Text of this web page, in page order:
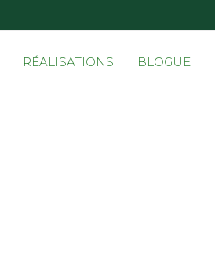
RÉALISATIONS BLOGUE